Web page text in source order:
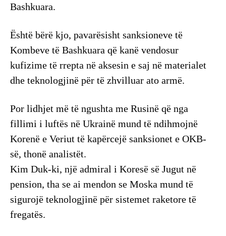
Bashkuara.
Është bërë kjo, pavarësisht sanksioneve të
Kombeve të Bashkuara që kanë vendosur
kufizime të rrepta në aksesin e saj në materialet
dhe teknologjinë për të zhvilluar ato armë.
Por lidhjet më të ngushta me Rusinë që nga
fillimi i luftës në Ukrainë mund të ndihmojnë
Korenë e Veriut të kapërcejë sanksionet e OKB-
së, thonë analistët.
Kim Duk-ki, një admiral i Koresë së Jugut në
pension, tha se ai mendon se Moska mund të
sigurojë teknologjinë për sistemet raketore të
fregatës.